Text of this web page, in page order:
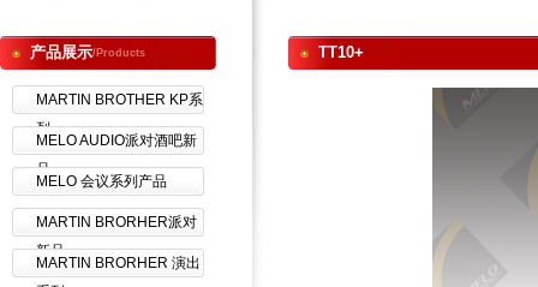
产品展示/Products
MARTIN BROTHER KP系
列
MELO AUDIO派对酒吧新
品
MELO 会议系列产品
MARTIN BRORHER派对
新品
MARTIN BRORHER 演出
TT10+